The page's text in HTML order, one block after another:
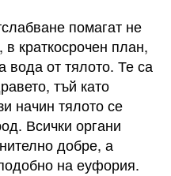
помагат не
краткосрочен план,
вода от тялото. Те са
тъй като
начин тялото се
Всички органи
добре, а
на еуфория.